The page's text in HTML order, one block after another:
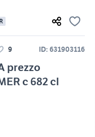
9 ID: 631903116
prezzo
c 682 cl